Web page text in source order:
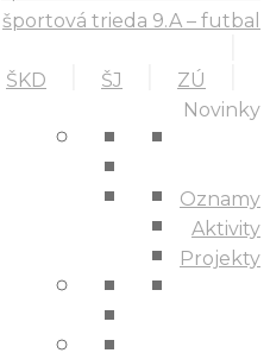
športová trieda 9.A – futbal
ŠKD ŠJ ZÚ
Novinky
Oznamy
Aktivity
Projekty